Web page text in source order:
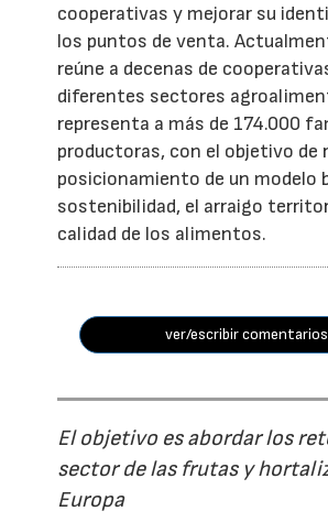
cooperativas y mejorar su
los puntos de venta.
reúne a decenas de
diferentes sectores
representa a más de 174.000
productoras, con el objetivo de
posicionamiento de un modelo
sostenibilidad, el arraigo
calidad de los alimentos.
ver/escribir comentarios
El objetivo es abordar los
sector de las frutas y
Europa